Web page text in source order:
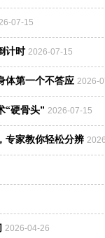
07-15
计时 2026-07-15
体第一个不答应 2026-
“硬骨头” 2026-07-15
专家教你轻松分辨
2026-04-26